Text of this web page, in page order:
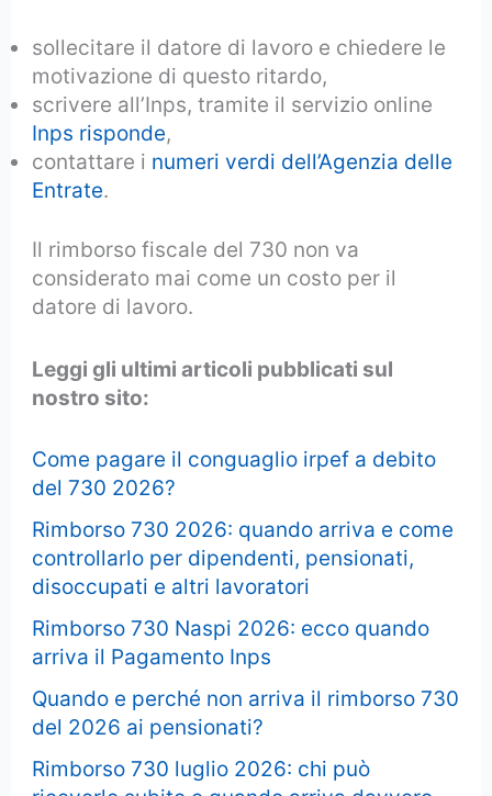
sollecitare il datore di lavoro e chiedere le
motivazione di questo ritardo,
scrivere all’Inps, tramite il servizio online
Inps risponde,
contattare i numeri verdi dell’Agenzia delle
Entrate.
Il rimborso fiscale del 730 non va
considerato mai come un costo per il
datore di lavoro.
Leggi gli ultimi articoli pubblicati sul
nostro sito:
Come pagare il conguaglio irpef a debito
del 730 2026?
Rimborso 730 2026: quando arriva e come
controllarlo per dipendenti, pensionati,
disoccupati e altri lavoratori
Rimborso 730 Naspi 2026: ecco quando
arriva il Pagamento Inps
Quando e perché non arriva il rimborso 730
del 2026 ai pensionati?
Rimborso 730 luglio 2026: chi può